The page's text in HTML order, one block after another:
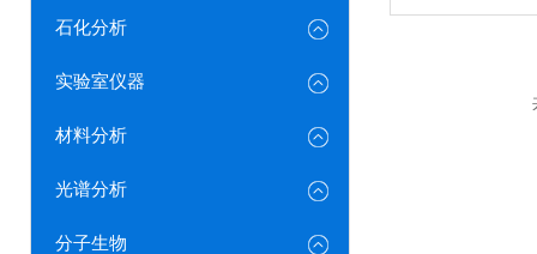
石化分析
实验室仪器
材料分析
光谱分析
分子生物